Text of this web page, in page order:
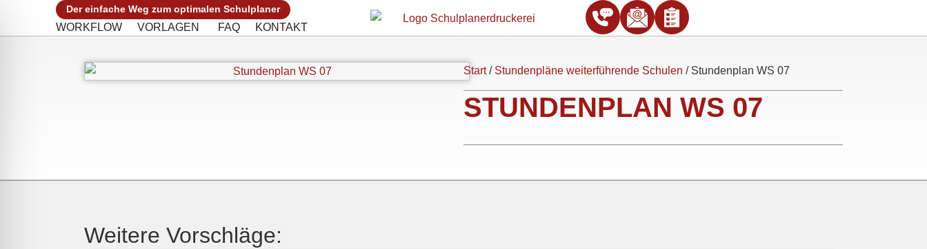
Der einfache Weg zum optimalen Schulplaner
WORKFLOW VORLAGEN FAQ KONTAKT
Start/ Stundenpläne weiterführende Schulen / Stundenplan WS 07
STUNDENPLAN WS 07
Weitere Vorschläge: